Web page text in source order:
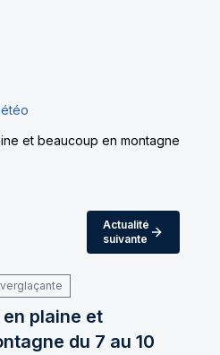
et beaucoup en montagne
Actualité
suivante
plaine et
du 7 au 10